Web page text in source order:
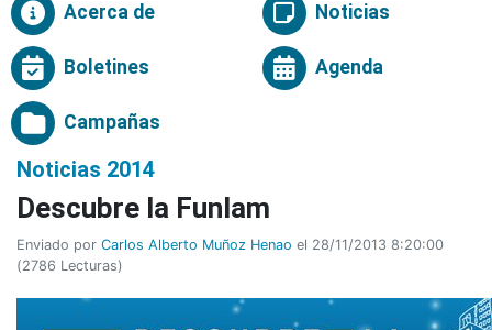
Acerca de Noticias
Boletines Agenda
Campañas
Noticias 2014
Descubre la Funlam
Enviado por Carlos Alberto Muñoz Henao el 28/11/2013 8:20:00
(2786 Lecturas)